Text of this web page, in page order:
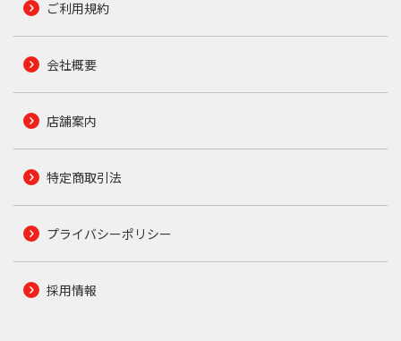
ご利用規約
会社概要
店舗案内
特定商取引法
プライバシーポリシー
採用情報